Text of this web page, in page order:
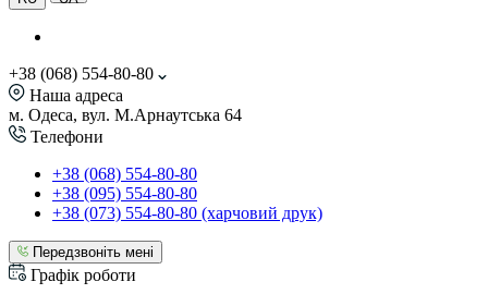
+38 (068) 554-80-80
Наша адреса
м. Одеса, вул. М.Арнаутська 64
Телефони
+38 (068) 554-80-80
+38 (095) 554-80-80
+38 (073) 554-80-80 (харчовий друк)
Передзвоніть мені
Графік роботи